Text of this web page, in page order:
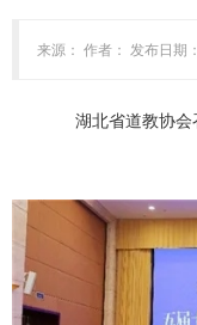
来源： 作者： 发布日期
湖北省道教协